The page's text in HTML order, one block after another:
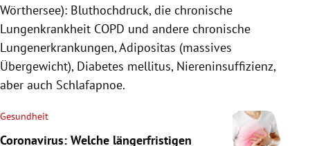
Wörthersee): Bluthochdruck, die chronische
Lungenkrankheit COPD und andere chronische
Lungenerkrankungen, Adipositas (massives
Übergewicht), Diabetes mellitus, Niereninsuffizienz,
aber auch Schlafapnoe.
Gesundheit
Coronavirus: Welche längerfristigen